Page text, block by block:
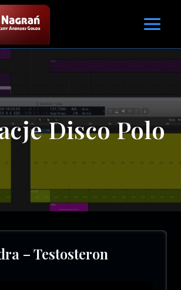
Disco Polo
– Testosteron